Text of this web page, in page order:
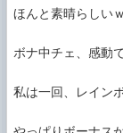
ほんと素晴らしい
ボナ中チェ、感動
私は一回、レイン